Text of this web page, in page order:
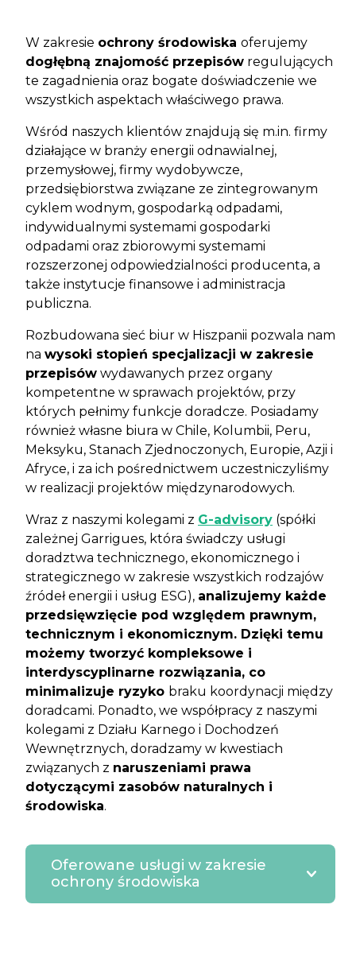
W zakresie ochrony środowiska oferujemy
dogłębną znajomość przepisów regulujących
te zagadnienia oraz bogate doświadczenie we
wszystkich aspektach właściwego prawa.
Wśród naszych klientów znajdują się m.in. firmy
działające w branży energii odnawialnej,
przemysłowej, firmy wydobywcze,
przedsiębiorstwa związane ze zintegrowanym
cyklem wodnym, gospodarką odpadami,
indywidualnymi systemami gospodarki
odpadami oraz zbiorowymi systemami
rozszerzonej odpowiedzialności producenta, a
także instytucje finansowe i administracja
publiczna.
Rozbudowana sieć biur w Hiszpanii pozwala nam
na wysoki stopień specjalizacji w zakresie
przepisów wydawanych przez organy
kompetentne w sprawach projektów, przy
których pełnimy funkcje doradcze. Posiadamy
również własne biura w Chile, Kolumbii, Peru,
Meksyku, Stanach Zjednoczonych, Europie, Azji i
Afryce, i za ich pośrednictwem uczestniczyliśmy
w realizacji projektów międzynarodowych.
Wraz z naszymi kolegami z G-advisory (spółki
zależnej Garrigues, która świadczy usługi
doradztwa technicznego, ekonomicznego i
strategicznego w zakresie wszystkich rodzajów
źródeł energii i usług ESG), analizujemy każde
przedsięwzięcie pod względem prawnym,
technicznym i ekonomicznym. Dzięki temu
możemy tworzyć kompleksowe i
interdyscyplinarne rozwiązania, co
minimalizuje ryzyko braku koordynacji między
doradcami. Ponadto, we współpracy z naszymi
kolegami z Działu Karnego i Dochodzeń
Wewnętrznych, doradzamy w kwestiach
związanych z naruszeniami prawa
dotyczącymi zasobów naturalnych i
środowiska.
Oferowane usługi w zakresie
ochrony środowiska